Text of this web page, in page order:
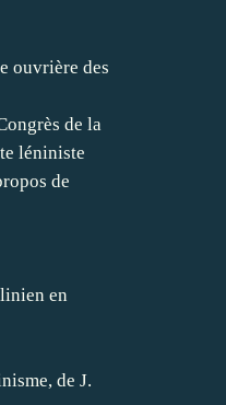
ouvrière des
de la
léniniste
de
en
de J.